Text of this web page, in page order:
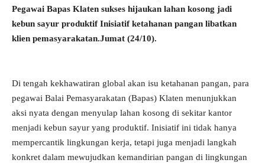
Pegawai Bapas Klaten sukses hijaukan lahan kosong jadi
kebun sayur produktif Inisiatif ketahanan pangan libatkan
klien pemasyarakatan.Jumat (24/10).
Di tengah kekhawatiran global akan isu ketahanan pangan, para
pegawai Balai Pemasyarakatan (Bapas) Klaten menunjukkan
aksi nyata dengan menyulap lahan kosong di sekitar kantor
menjadi kebun sayur yang produktif. Inisiatif ini tidak hanya
mempercantik lingkungan kerja, tetapi juga menjadi langkah
konkret dalam mewujudkan kemandirian pangan di lingkungan